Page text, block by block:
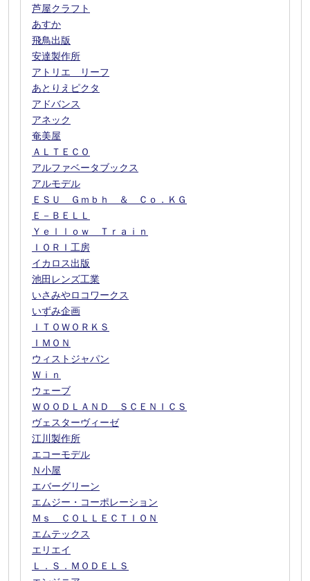
芦屋クラフト
あすか
飛鳥出版
安達製作所
アトリエ リーフ
あとりえピクタ
アドバンス
アネック
奄美屋
ＡＬＴＥＣＯ
アルファベータブックス
アルモデル
ＥＳＵ Ｇｍｂｈ ＆ Ｃｏ．ＫＧ
Ｅ－ＢＥＬＬ
Ｙｅｌｌｏｗ Ｔｒａｉｎ
ＩＯＲＩ工房
イカロス出版
池田レンズ工業
いさみやロコワークス
いずみ企画
ＩＴＯＷＯＲＫＳ
ＩＭＯＮ
ウィストジャパン
Ｗｉｎ
ウェーブ
ＷＯＯＤＬＡＮＤ ＳＣＥＮＩＣＳ
ヴェスターヴィーゼ
江川製作所
エコーモデル
Ｎ小屋
エバーグリーン
エムジー・コーポレーション
Ｍｓ ＣＯＬＬＥＣＴＩＯＮ
エムテックス
エリエイ
Ｌ．Ｓ．ＭＯＤＥＬＳ